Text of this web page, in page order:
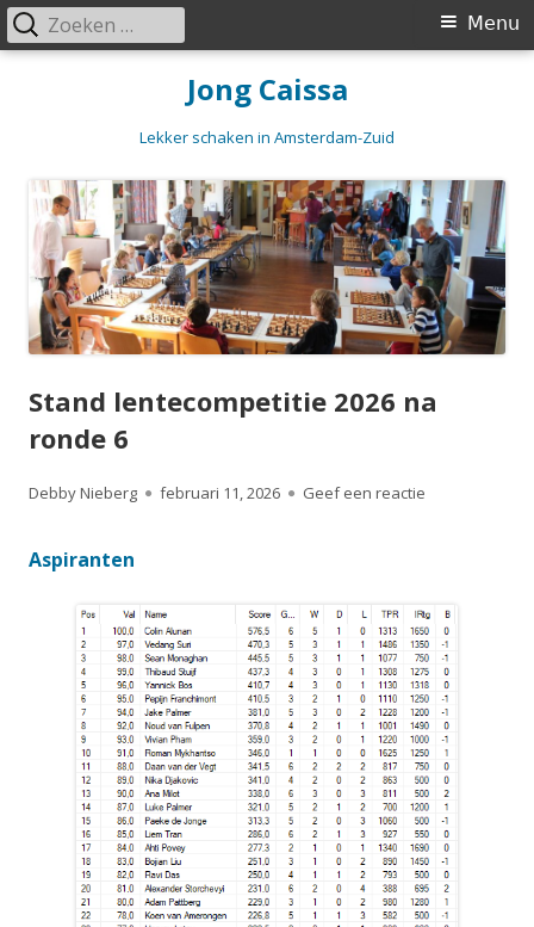
Jong Caissa
Lekker schaken in Amsterdam-Zuid
Primair
Menu
Zoeken
naar:
Stand lentecompetitie 2026 na
ronde 6
Auteur
Debby Nieberg
Gepubliceerd
februari 11, 2026 Geef een reactie
Aspiranten